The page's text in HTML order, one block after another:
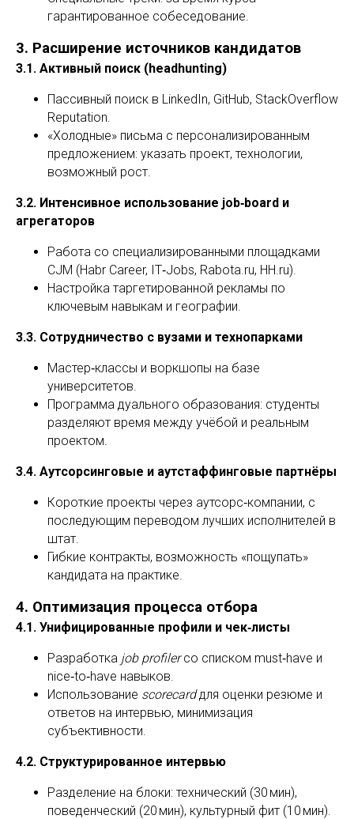
гарантированное собеседование.
3. Расширение источников кандидатов
3.1. Активный поиск (headhunting)
Пассивный поиск в LinkedIn, GitHub, StackOverflow
Reputation.
«Холодные» письма с персонализированным
предложением: указать проект, технологии,
возможный рост.
3.2. Интенсивное использование job‑board и
агрегаторов
Работа со специализированными площадками
CJM (Habr Career, IT‑Jobs, Rabota.ru, HH.ru).
Настройка таргетированной рекламы по
ключевым навыкам и географии.
3.3. Сотрудничество с вузами и технопарками
Мастер‑классы и воркшопы на базе
университетов.
Программа дуального образования: студенты
разделяют время между учёбой и реальным
проектом.
3.4. Аутсорсинговые и аутстаффинговые партнёры
Короткие проекты через аутсорс‑компании, с
последующим переводом лучших исполнителей в
штат.
Гибкие контракты, возможность «пощупать»
кандидата на практике.
4. Оптимизация процесса отбора
4.1. Унифицированные профили и чек‑листы
Разработка job profilerсо списком must‑have и
nice‑to‑have навыков.
Использование scorecardдля оценки резюме и
ответов на интервью, минимизация
субъективности.
4.2. Структурированное интервью
Разделение на блоки: технический (30 мин),
поведенческий (20 мин), культурный фит (10 мин).